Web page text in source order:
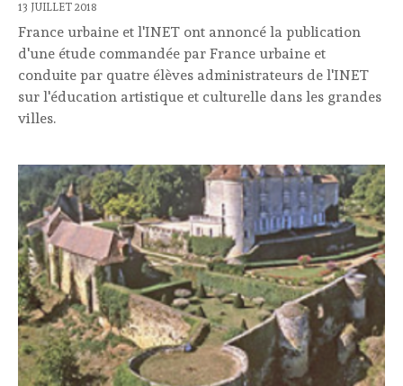
13 JUILLET 2018
France urbaine et l'INET ont annoncé la publication
d'une étude commandée par France urbaine et
conduite par quatre élèves administrateurs de l'INET
sur l'éducation artistique et culturelle dans les grandes
villes.